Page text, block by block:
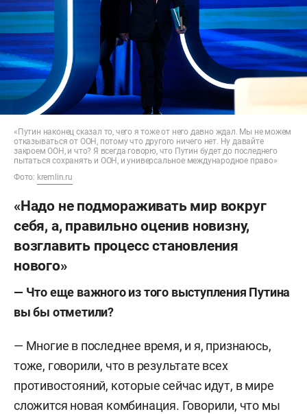
«Путин наконец сказал то, чего я тоже от него давно ждал. Мы не можем
отказываться от ООН, потому что другого ничего нет. Ну давайте
закроем ООН, и что? Я всегда говорю, что Путин будет до последнего
пытаться сохранять и ООН, и универсальное международное право»
Фото: kremlin.ru
«Надо не подмораживать мир вокруг
себя, а, правильно оценив новизну,
возглавить процесс становления
нового»
— Что еще важного из того выступления Путина
вы бы отметили?
— Многие в последнее время, и я, признаюсь,
тоже, говорили, что в результате всех
противостояний, которые сейчас идут, в мире
сложится новая комбинация. Говорили, что мы